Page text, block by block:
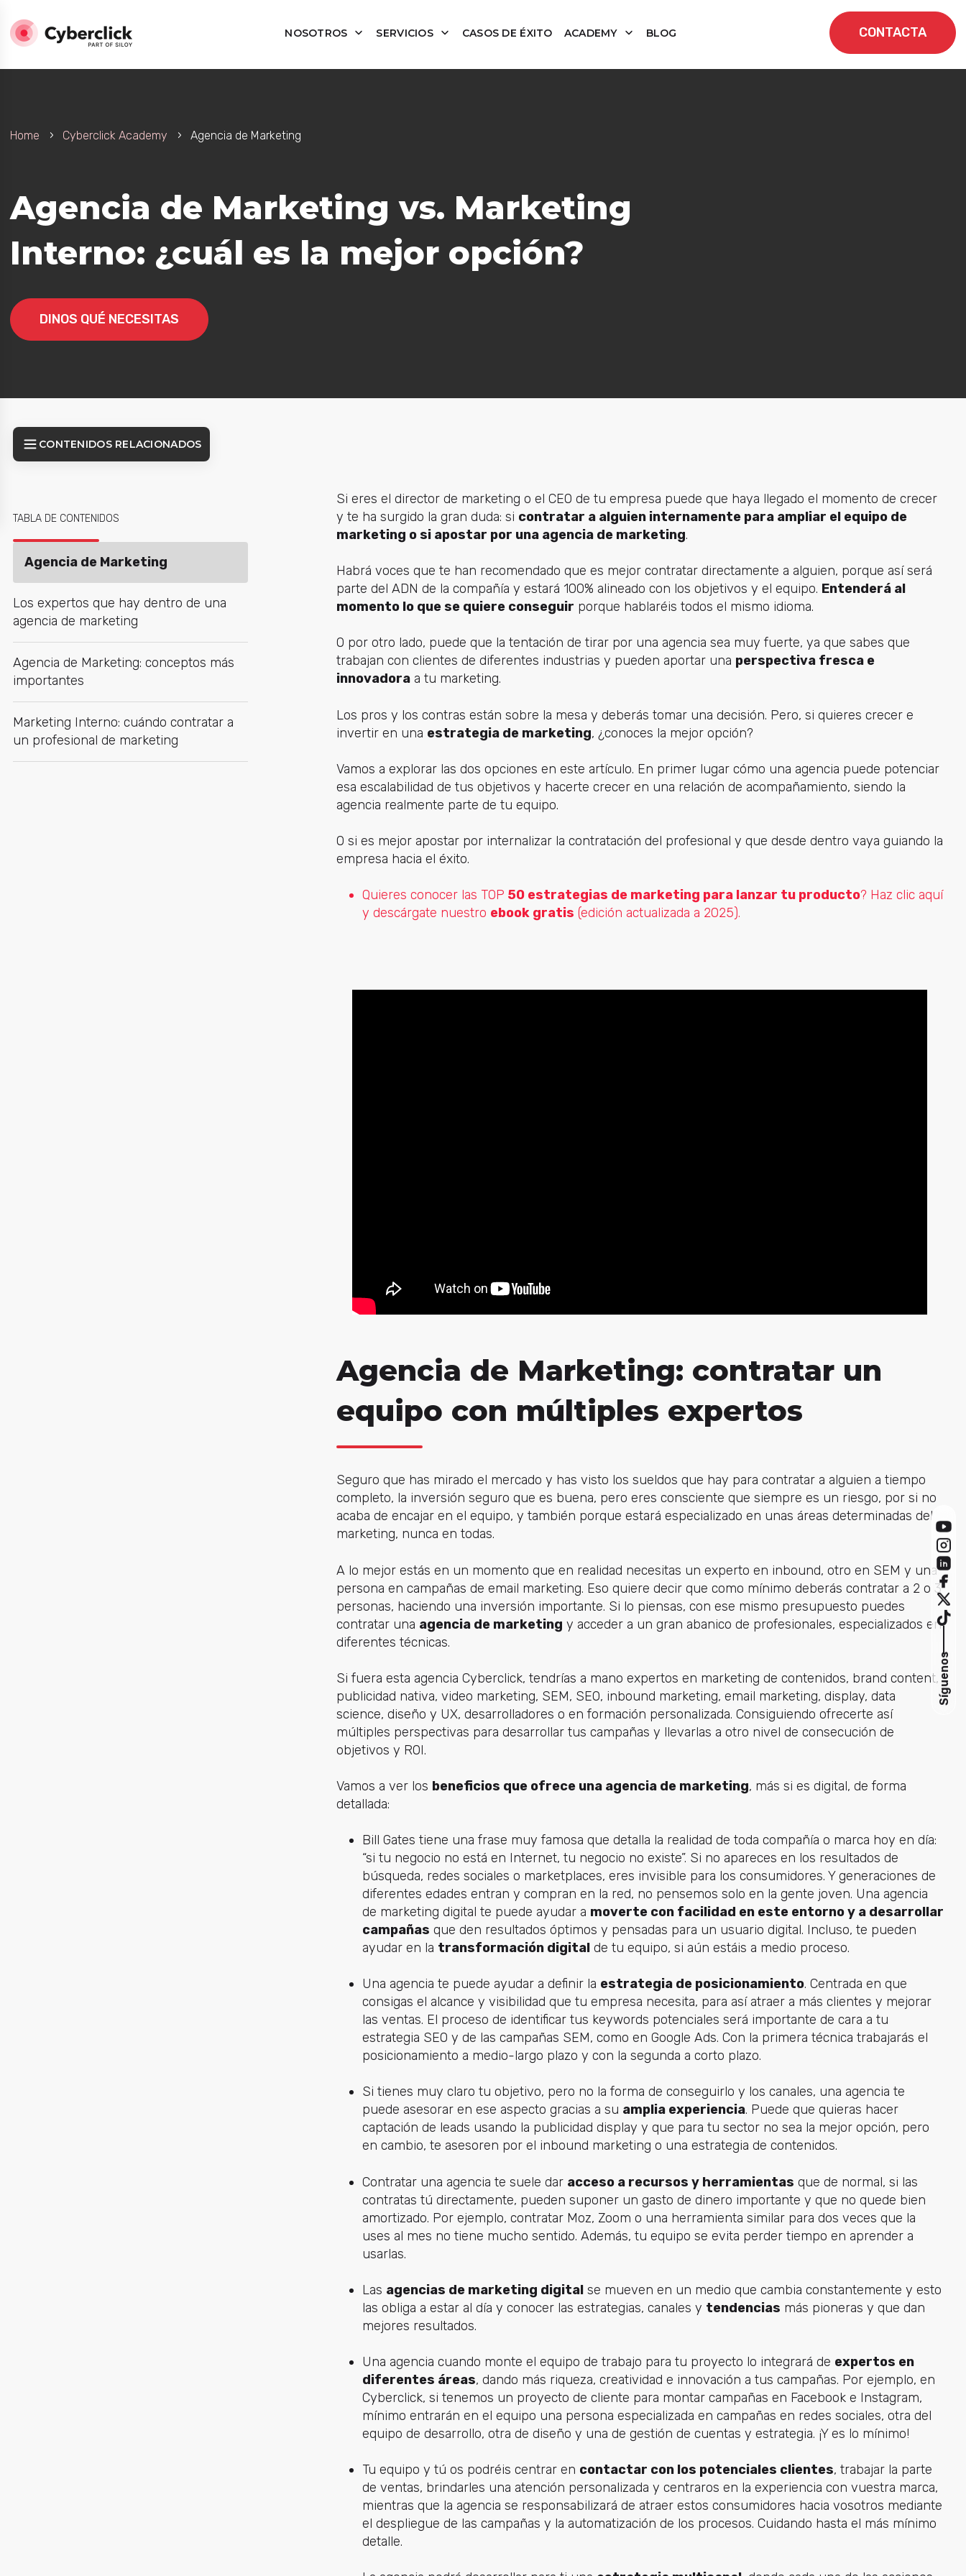
NOSOTROS SERVICIOS CASOS DE ÉXITO ACADEMY BLOG CONTACTA
Home Cyberclick Academy Agencia de Marketing
Agencia de Marketing vs. Marketing
Interno: ¿cuál es la mejor opción?
DINOS QUÉ NECESITAS
CONTENIDOS RELACIONADOS
TABLA DE CONTENIDOS
Agencia de Marketing
Los expertos que hay dentro de una
agencia de marketing
Agencia de Marketing: conceptos más
importantes
Marketing Interno: cuándo contratar a
un profesional de marketing
Si eres el director de marketing o el CEO de tu empresa puede que haya llegado el momento de crecer
y te ha surgido la gran duda: si contratar a alguien internamente para ampliar el equipo de
marketing o si apostar por una agencia de marketing.
Habrá voces que te han recomendado que es mejor contratar directamente a alguien, porque así será
parte del ADN de la compañía y estará 100% alineado con los objetivos y el equipo. Entenderá al
momento lo que se quiere conseguir porque hablaréis todos el mismo idioma.
O por otro lado, puede que la tentación de tirar por una agencia sea muy fuerte, ya que sabes que
trabajan con clientes de diferentes industrias y pueden aportar una perspectiva fresca e
innovadoraa tu marketing.
Los pros y los contras están sobre la mesa y deberás tomar una decisión. Pero, si quieres crecer e
invertir en una estrategia de marketing, ¿conoces la mejor opción?
Vamos a explorar las dos opciones en este artículo. En primer lugar cómo una agencia puede potenciar
esa escalabilidad de tus objetivos y hacerte crecer en una relación de acompañamiento, siendo la
agencia realmente parte de tu equipo.
O si es mejor apostar por internalizar la contratación del profesional y que desde dentro vaya guiando la
empresa hacia el éxito.
Quieres conocer las TOP 50 estrategias de marketing para lanzar tu producto? Haz clic aquí
y descárgate nuestro ebook gratis (edición actualizada a 2025).
Agencia de Marketing: contratar un
equipo con múltiples expertos
Seguro que has mirado el mercado y has visto los sueldos que hay para contratar a alguien a tiempo
completo, la inversión seguro que es buena, pero eres consciente que siempre es un riesgo, por si no
acaba de encajar en el equipo, y también porque estará especializado en unas áreas determinadas del
marketing, nunca en todas.
A lo mejor estás en un momento que en realidad necesitas un experto en inbound, otro en SEM y una
persona en campañas de email marketing. Eso quiere decir que como mínimo deberás contratar a 2 o 3
personas, haciendo una inversión importante. Si lo piensas, con ese mismo presupuesto puedes
contratar una agencia de marketing y acceder a un gran abanico de profesionales, especializados en
diferentes técnicas.
Si fuera esta agencia Cyberclick, tendrías a mano expertos en marketing de contenidos, brand content,
publicidad nativa, video marketing, SEM, SEO, inbound marketing, email marketing, display, data
science, diseño y UX, desarrolladores o en formación personalizada. Consiguiendo ofrecerte así
múltiples perspectivas para desarrollar tus campañas y llevarlas a otro nivel de consecución de
objetivos y ROI.
Vamos a ver los beneficios que ofrece una agencia de marketing, más si es digital, de forma
detallada:
Bill Gates tiene una frase muy famosa que detalla la realidad de toda compañía o marca hoy en día:
“si tu negocio no está en Internet, tu negocio no existe”. Si no apareces en los resultados de
búsqueda, redes sociales o marketplaces, eres invisible para los consumidores. Y generaciones de
diferentes edades entran y compran en la red, no pensemos solo en la gente joven. Una agencia
de marketing digital te puede ayudar a moverte con facilidad en este entorno y a desarrollar
campañas que den resultados óptimos y pensadas para un usuario digital. Incluso, te pueden
ayudar en la transformación digitalde tu equipo, si aún estáis a medio proceso.
Una agencia te puede ayudar a definir la estrategia de posicionamiento. Centrada en que
consigas el alcance y visibilidad que tu empresa necesita, para así atraer a más clientes y mejorar
las ventas. El proceso de identificar tus keywords potenciales será importante de cara a tu
estrategia SEO y de las campañas SEM, como en Google Ads. Con la primera técnica trabajarás el
posicionamiento a medio-largo plazo y con la segunda a corto plazo.
Si tienes muy claro tu objetivo, pero no la forma de conseguirlo y los canales, una agencia te
puede asesorar en ese aspecto gracias a su amplia experiencia. Puede que quieras hacer
captación de leads usando la publicidad display y que para tu sector no sea la mejor opción, pero
en cambio, te asesoren por el inbound marketing o una estrategia de contenidos.
Contratar una agencia te suele dar acceso a recursos y herramientas que de normal, si las
contratas tú directamente, pueden suponer un gasto de dinero importante y que no quede bien
amortizado. Por ejemplo, contratar Moz, Zoom o una herramienta similar para dos veces que la
uses al mes no tiene mucho sentido. Además, tu equipo se evita perder tiempo en aprender a
usarlas.
Las agencias de marketing digitalse mueven en un medio que cambia constantemente y esto
las obliga a estar al día y conocer las estrategias, canales y tendencias más pioneras y que dan
mejores resultados.
Una agencia cuando monte el equipo de trabajo para tu proyecto lo integrará de expertos en
diferentes áreas, dando más riqueza, creatividad e innovación a tus campañas. Por ejemplo, en
Cyberclick, si tenemos un proyecto de cliente para montar campañas en Facebook e Instagram,
mínimo entrarán en el equipo una persona especializada en campañas en redes sociales, otra del
equipo de desarrollo, otra de diseño y una de gestión de cuentas y estrategia. ¡Y es lo mínimo!
Tu equipo y tú os podréis centrar en contactar con los potenciales clientes, trabajar la parte
de ventas, brindarles una atención personalizada y centraros en la experiencia con vuestra marca,
mientras que la agencia se responsabilizará de atraer estos consumidores hacia vosotros mediante
el despliegue de las campañas y la automatización de los procesos. Cuidando hasta el más mínimo
detalle.
Síguenos